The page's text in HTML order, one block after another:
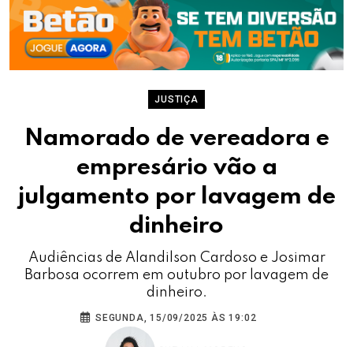
JUSTIÇA
Namorado de vereadora e
empresário vão a
julgamento por lavagem de
dinheiro
Audiências de Alandilson Cardoso e Josimar
Barbosa ocorrem em outubro por lavagem de
dinheiro.
SEGUNDA, 15/09/2025 ÀS 19:02